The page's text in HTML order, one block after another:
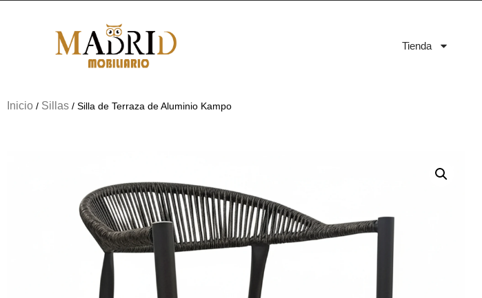
Tienda
Inicio / Sillas / Silla de Terraza de Aluminio Kampo